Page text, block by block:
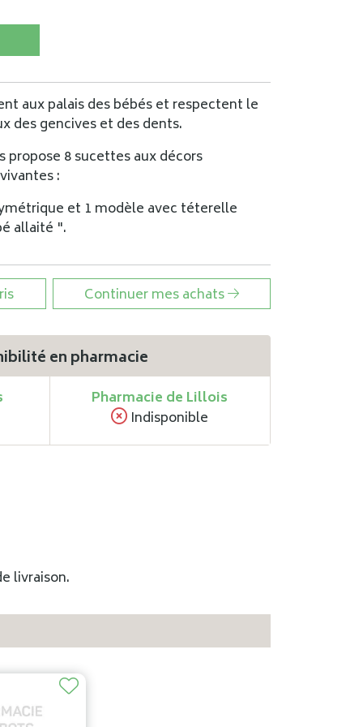
aux palais des bébés et respectent le
des gencives et des dents.
propose 8 sucettes aux décors
:
et 1 modèle avec téterelle
allaité ".
Continuer mes achats
en pharmacie
Pharmacie de Lillois
Indisponible
livraison.